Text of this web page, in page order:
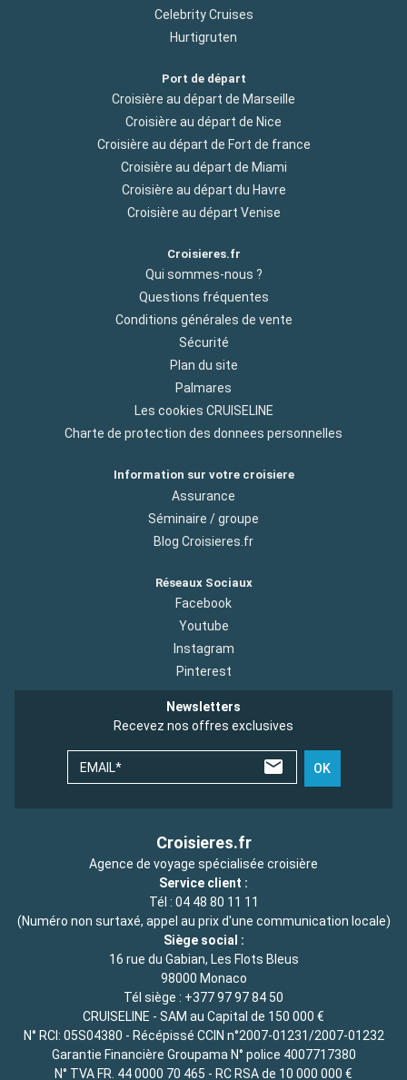
Celebrity Cruises
Hurtigruten
Port de départ
Croisière au départ de Marseille
Croisière au départ de Nice
Croisière au départ de Fort de france
Croisière au départ de Miami
Croisière au départ du Havre
Croisière au départ Venise
Croisieres.fr
Qui sommes-nous ?
Questions fréquentes
Conditions générales de vente
Sécurité
Plan du site
Palmares
Les cookies CRUISELINE
Charte de protection des donnees personnelles
Information sur votre croisiere
Assurance
Séminaire / groupe
Blog Croisieres.fr
Réseaux Sociaux
Facebook
Youtube
Instagram
Pinterest
Newsletters
Recevez nos offres exclusives
EMAIL* OK
Croisieres.fr
Agence de voyage spécialisée croisière
Service client :
Tél : 04 48 80 11 11
(Numéro non surtaxé, appel au prix d'une communication locale)
Siège social :
16 rue du Gabian, Les Flots Bleus
98000 Monaco
Tél siège : +377 97 97 84 50
CRUISELINE - SAM au Capital de 150 000 €
N° RCI: 05S04380 - Récépissé CCIN n°2007-01231/2007-01232
Garantie Financière Groupama N° police 4007717380
N° TVA FR. 44 0000 70 465 - RC RSA de 10 000 000 €